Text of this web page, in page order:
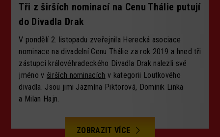
Tři z širších nominací na Cenu Thálie putují
do Divadla Drak
V pondělí 2. listopadu zveřejnila Herecká asociace
nominace na divadelní Cenu Thálie za rok 2019 a hned tři
zástupci královéhradeckého Divadla Drak nalezli své
jméno v širších nominacích v kategorii Loutkového
divadla. Jsou jimi Jazmína Piktorová, Dominik Linka
a Milan Hajn.
ZOBRAZIT VÍCE